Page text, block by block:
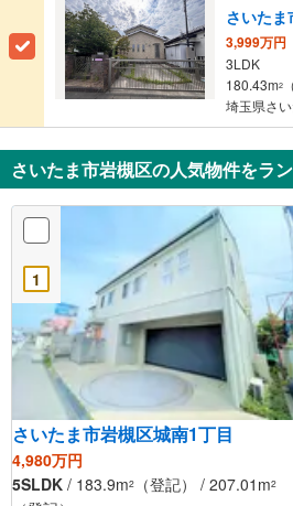
さいたま
3,999万円
3LDK
180.43m2
さいたま市岩槻区の人気物件をラ
1
さいたま市岩槻区城南1丁目
4,980万円
5SLDK / 183.9m2 （登記） / 207.01m2